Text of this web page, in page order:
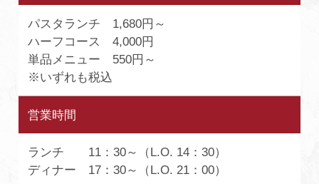
パスタランチ 1,680円～
ハーフコース 4,000円
単品メニュー 550円～
※いずれも税込
営業時間
ランチ 11：30～（L.O. 14：30）
ディナー 17：30～（L.O. 21：00）